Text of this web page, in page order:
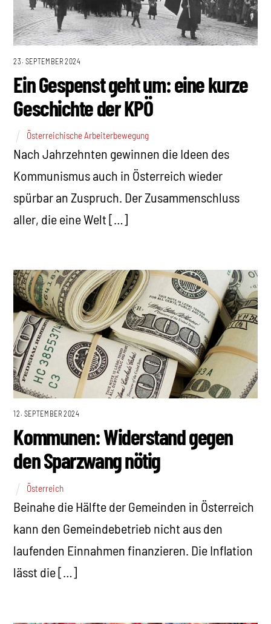
23. SEPTEMBER 2024
Ein Gespenst geht um: eine kurze
Geschichte der KPÖ
Österreichische Arbeiterbewegung
Nach Jahrzehnten gewinnen die Ideen des
Kommunismus auch in Österreich wieder
spürbar an Zuspruch. Der Zusammenschluss
aller, die eine Welt […]
12. SEPTEMBER 2024
Kommunen: Widerstand gegen
den Sparzwang nötig
Österreich
Beinahe die Hälfte der Gemeinden in Österreich
kann den Gemeindebetrieb nicht aus den
laufenden Einnahmen finanzieren. Die Inflation
lässt die […]